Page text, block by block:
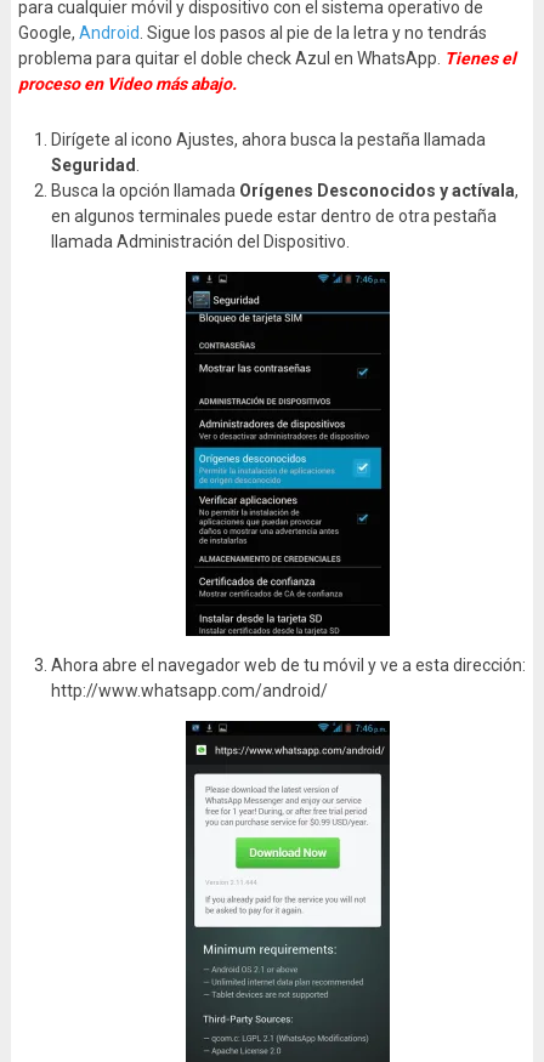
para cualquier móvil y dispositivo con el sistema operativo de
Google, Android . Sigue los pasos al pie de la letra y no tendrás
problema para quitar el doble check Azul en WhatsApp. Tienes el
proceso en Video más abajo.
Dirígete al icono Ajustes, ahora busca la pestaña llamada
Seguridad
Busca la opción llamada Orígenes Desconocidos y actívala,
en algunos terminales puede estar dentro de otra pestaña
llamada Administración del Dispositivo.
Ahora abre el navegador web de tu móvil y ve a esta dirección:
http://www.whatsapp.com/android/